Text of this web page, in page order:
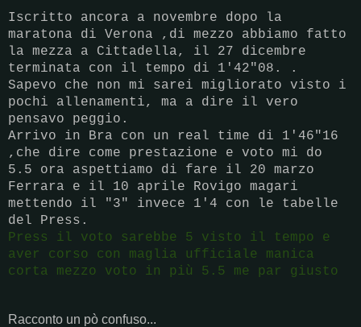
Iscritto ancora a novembre dopo la
maratona di Verona ,di mezzo abbiamo fatto
la mezza a Cittadella, il 27 dicembre
terminata con il tempo di 1'42"08. .
Sapevo che non mi sarei migliorato visto i
pochi allenamenti, ma a dire il vero
pensavo peggio.
Arrivo in Bra con un real time di 1'46"16
,che dire come prestazione e voto mi do
5.5 ora aspettiamo di fare il 20 marzo
Ferrara e il 10 aprile Rovigo magari
mettendo il "3" invece 1'4 con le tabelle
del Press.
Press il voto sarebbe 5 visto il tempo e
aver corso con maglia ufficiale manica
corta mezzo voto in più 5.5 me par giusto
Racconto un pò confuso...